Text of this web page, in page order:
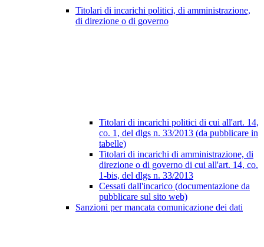
Titolari di incarichi politici, di amministrazione,
di direzione o di governo
Titolari di incarichi politici di cui all'art. 14,
co. 1, del dlgs n. 33/2013 (da pubblicare in
tabelle)
Titolari di incarichi di amministrazione, di
direzione o di governo di cui all'art. 14, co.
1-bis, del dlgs n. 33/2013
Cessati dall'incarico (documentazione da
pubblicare sul sito web)
Sanzioni per mancata comunicazione dei dati